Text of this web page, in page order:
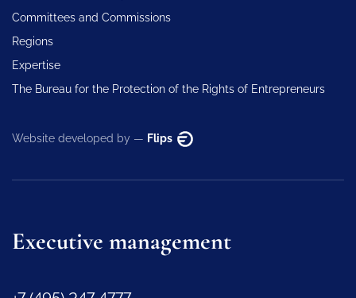
Committees and Commissions
Regions
Expertise
The Bureau for the Protection of the Rights of Entrepreneurs
Website developed by — Flips
Executive management